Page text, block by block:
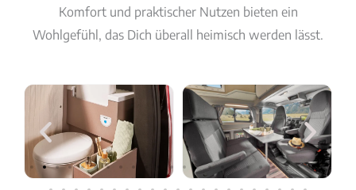
Komfort und praktischer Nutzen bieten ein
Wohlgefühl, das Dich überall heimisch werden lässt.